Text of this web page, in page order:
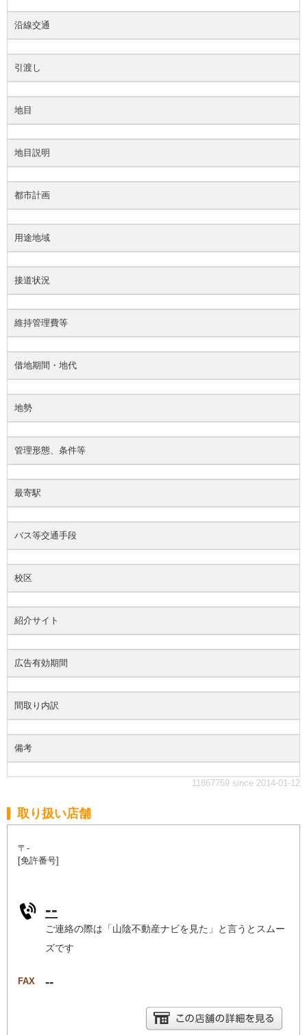
沿線交通
引渡し
地目
地目説明
都市計画
用途地域
接道状況
維持管理費等
借地期間・地代
地勢
管理形態、条件等
最寄駅
バス等交通手段
校区
紹介サイト
広告有効期間
間取り内訳
備考
11867759 since 2014-01-12
取り扱い店舗
〒-
[免許番号]
--
ご連絡の際は「山陰不動産ナビを見た」と言うとスムー
ズです
FAX --